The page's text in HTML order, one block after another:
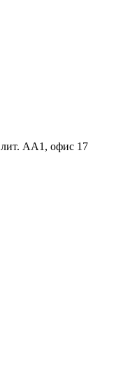
лит. АА1, офис 17